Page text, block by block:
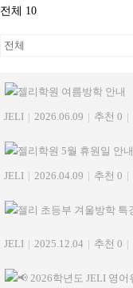
전체 10
JELI | 2026.06.09 | 추천 0 |
JELI | 2026.04.09 | 추천 0 |
JELI | 2025.12.04 | 추천 0 |